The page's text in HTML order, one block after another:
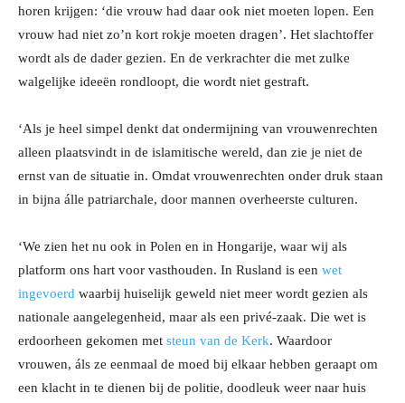
horen krijgen: ‘die vrouw had daar ook niet moeten lopen. Een
vrouw had niet zo’n kort rokje moeten dragen’. Het slachtoffer
wordt als de dader gezien. En de verkrachter die met zulke
walgelijke ideeën rondloopt, die wordt niet gestraft.
‘Als je heel simpel denkt dat ondermijning van vrouwenrechten
alleen plaatsvindt in de islamitische wereld, dan zie je niet de
ernst van de situatie in. Omdat vrouwenrechten onder druk staan
in bijna álle patriarchale, door mannen overheerste culturen.
‘We zien het nu ook in Polen en in Hongarije, waar wij als
platform ons hart voor vasthouden. In Rusland is een wet
ingevoerd waarbij huiselijk geweld niet meer wordt gezien als
nationale aangelegenheid, maar als een privé-zaak. Die wet is
erdoorheen gekomen met steun van de Kerk. Waardoor
vrouwen, áls ze eenmaal de moed bij elkaar hebben geraapt om
een klacht in te dienen bij de politie, doodleuk weer naar huis